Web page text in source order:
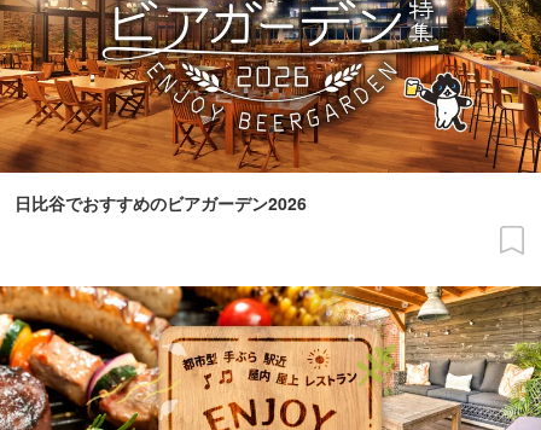
日比谷でおすすめのビアガーデン2026